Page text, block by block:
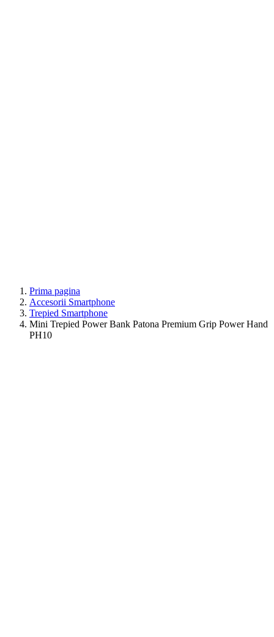
Prima pagina
Accesorii Smartphone
Trepied Smartphone
Mini Trepied Power Bank Patona Premium Grip Power Hand
PH10